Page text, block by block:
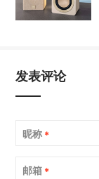
发表评论
昵称 *
邮箱 *